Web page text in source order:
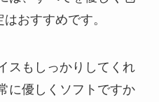
おすすめです。
スもしっかりしてくれ
に優しくソフトですか